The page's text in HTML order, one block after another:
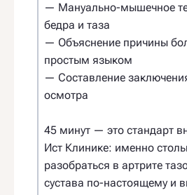
— Мануально-мышечное
бедра и таза
— Объяснение причины
простым языком
— Составление
осмотра
45 минут — это стандарт
Ист Клинике: именно
разобраться в артрите
сустава по-настоящему и